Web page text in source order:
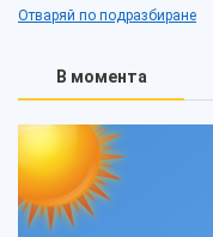
Отваряй по подразбиране
В момента